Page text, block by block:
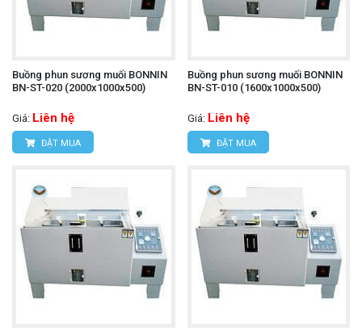
Buồng phun sương muối BONNIN
BN-ST-020 (2000x1000x500)
Giá: Liên hệ
ĐẶT MUA
Buồng phun sương muối BONNIN
BN-ST-010 (1600x1000x500)
Giá: Liên hệ
ĐẶT MUA